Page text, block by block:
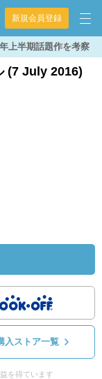
新規会員登録
上半期話題作を考察
(7 July 2016)
入ストア一覧
を得ています